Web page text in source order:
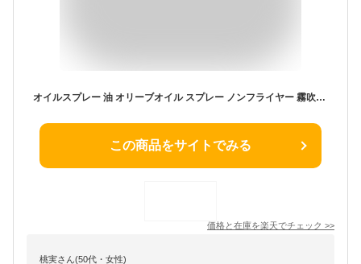
オイルスプレー 油 オリーブオイル スプレー ノンフライヤー 霧吹き スプレーボトル 油スプレー 料理用 食用 製菓用 液だれしない ガラス ミストスプレー オイルスプレーボトル ガラス製
この商品をサイトでみる
価格と在庫を楽天でチェック >>
桃実さん(50代・女性)